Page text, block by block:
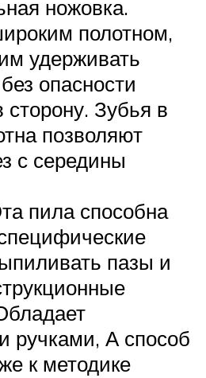
ножовка.
полотном,
удерживать
опасности
сторону. Зубья в
позволяют
с середины
пила способна
пазы и
ручками, А способ
к методике